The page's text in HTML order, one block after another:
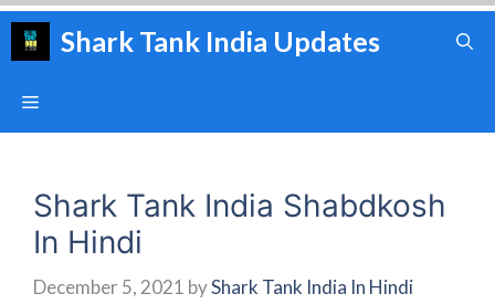
Skip
Shark Tank India Updates
Menu
Shark Tank India Shabdkosh
In Hindi
December 5, 2021 byShark Tank India In Hindi